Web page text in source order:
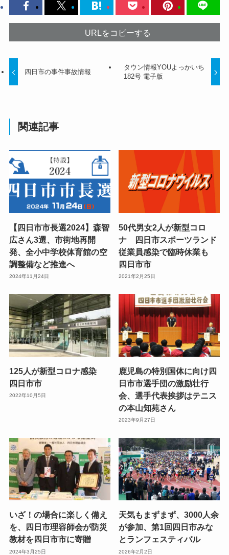
URLをコピーする
四日市の事件事故情報
タウン情報YOUよっかいち
182号 電子版
関連記事
【四日市市長選2024】森智
広さん3選、市街地再開
発、全小中学校体育館の空
調整備など推進へ
2024年11月24日
50代男女2人が新型コロ
ナ 四日市スポーツランド
従業員感染で臨時休業も
四日市市
2021年2月25日
125人が新型コロナ感染
四日市市
2022年10月5日
鹿児島の特別国体に向け四
日市市選手団の激励壮行
会、選手代表挨拶はテニス
の本山知苑さん
2023年9月27日
いざ！の場合に楽しく備え
を、四日市理容師会が防災
教材を四日市市に寄贈
2024年3月25日
天気もまずまず、3000人余
が参加、第1回四日市みな
とランフェスティバル
2026年2月2日